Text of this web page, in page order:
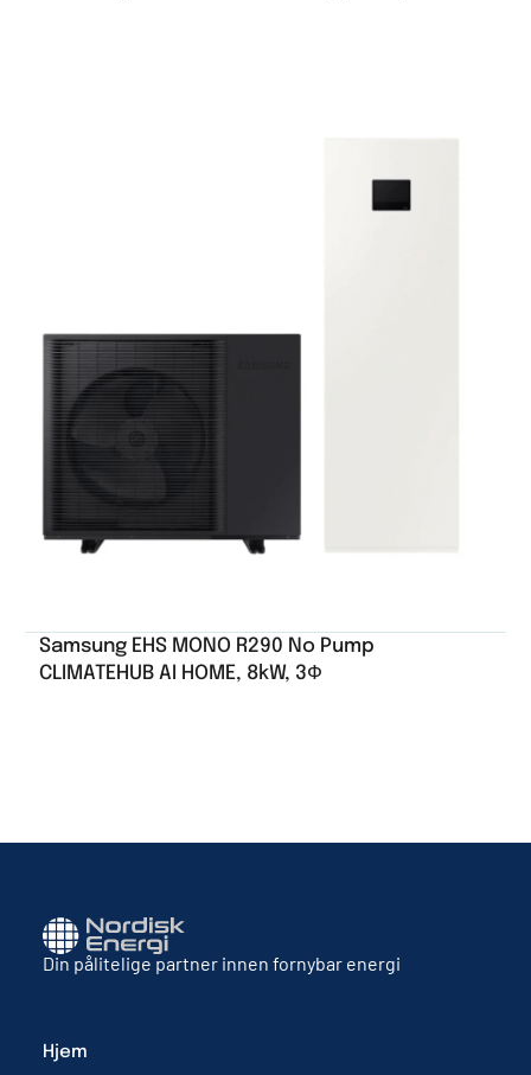
Samsung EHS MONO R290 No Pump
CLIMATEHUB AI HOME, 8kW, 3Ф
Din pålitelige partner innen fornybar energi
Hjem